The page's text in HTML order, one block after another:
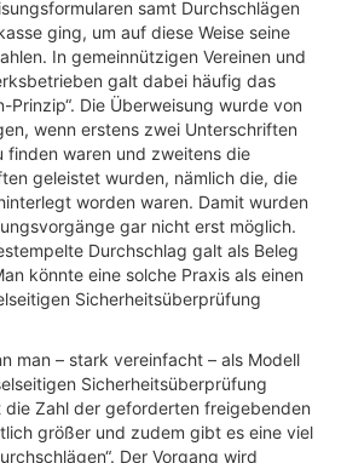
samt Durchschlägen
ging, um auf diese Weise seine
In gemeinnützigen Vereinen und
galt dabei häufig das
Prinzip“. Die Überweisung wurde von
wenn erstens zwei Unterschriften
finden waren und zweitens die
geleistet wurden, nämlich die, die
worden waren. Damit wurden
gar nicht erst möglich.
Durchschlag galt als Beleg
könnte eine solche Praxis als einen
Sicherheitsüberprüfung
man – stark vereinfacht – als Modell
Sicherheitsüberprüfung
die Zahl der geforderten freigebenden
größer und zudem gibt es eine viel
Der Vorgang wird